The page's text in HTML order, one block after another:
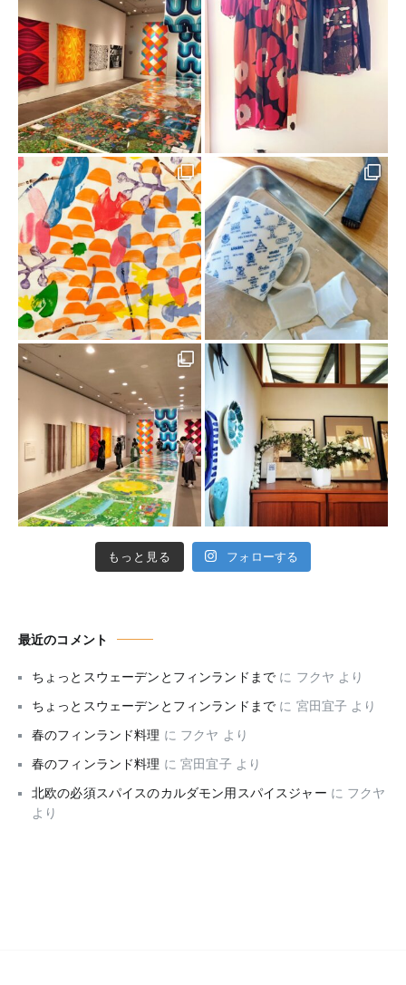
もっと見る フォローする
最近のコメント
ちょっとスウェーデンとフィンランドまで に フクヤ より
ちょっとスウェーデンとフィンランドまで に 宮田宜子 より
春のフィンランド料理 に フクヤ より
春のフィンランド料理 に宮田宜子 より
北欧の必須スパイスのカルダモン用スパイスジャー に フクヤ
より